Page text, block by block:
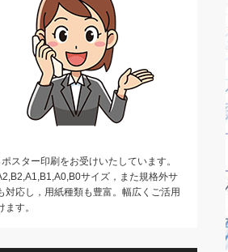
スター印刷をお受けいたしています。
サイズ，また規格外サ
対応し，用紙種類も豊富。幅広くご活用
ます。